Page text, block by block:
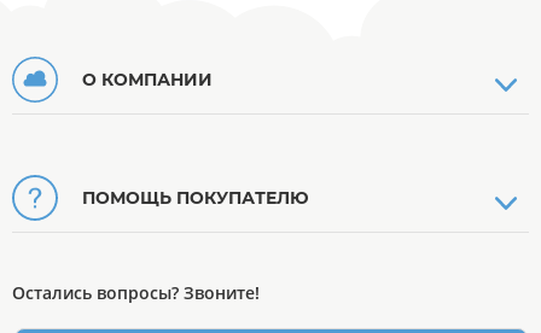
О КОМПАНИИ
ПОМОЩЬ ПОКУПАТЕЛЮ
Остались вопросы? Звоните!